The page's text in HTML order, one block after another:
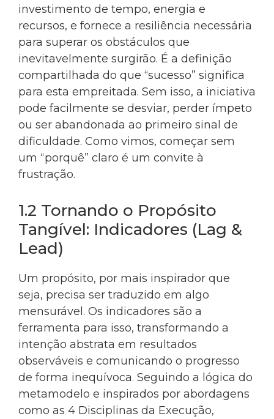
investimento de tempo, energia e
recursos, e fornece a resiliência necessária
para superar os obstáculos que
inevitavelmente surgirão. É a definição
compartilhada do que “sucesso” significa
para esta empreitada. Sem isso, a iniciativa
pode facilmente se desviar, perder ímpeto
ou ser abandonada ao primeiro sinal de
dificuldade. Como vimos, começar sem
um “porquê” claro é um convite à
frustração.
1.2 Tornando o Propósito
Tangível: Indicadores (Lag &
Lead)
Um propósito, por mais inspirador que
seja, precisa ser traduzido em algo
mensurável. Os indicadores são a
ferramenta para isso, transformando a
intenção abstrata em resultados
observáveis e comunicando o progresso
de forma inequívoca. Seguindo a lógica do
metamodelo e inspirados por abordagens
como as 4 Disciplinas da Execução,